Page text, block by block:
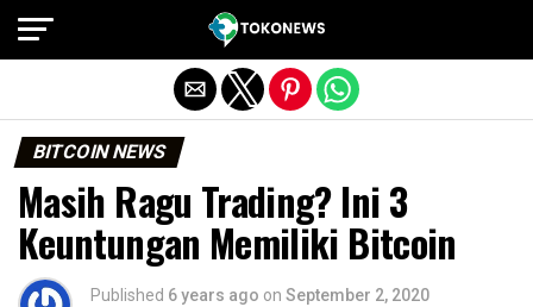
BITCOIN NEWS
Masih Ragu Trading? Ini 3
Keuntungan Memiliki Bitcoin
Published 6 years ago on September 2, 2020
Exit mobile version